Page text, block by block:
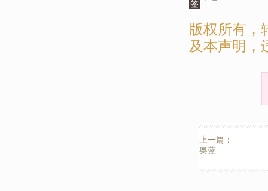
签
版权所有，
及本声明，
上一篇：
奥蓝